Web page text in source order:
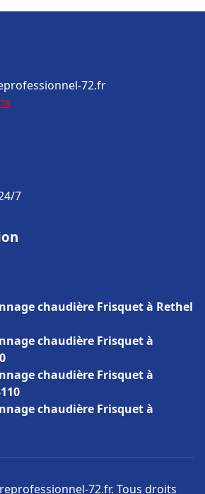
72.fr
7
chaudière Frisquet à Rethel
chaudière Frisquet à
chaudière Frisquet à
chaudière Frisquet à
72.fr. Tous droits